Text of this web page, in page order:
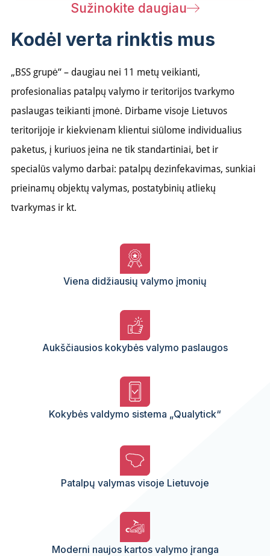
Sužinokite daugiau
Kodėl verta rinktis mus
„BSS grupė“ – daugiau nei 11 metų veikianti,
profesionalias patalpų valymo ir teritorijos tvarkymo
paslaugas teikianti įmonė. Dirbame visoje Lietuvos
teritorijoje ir kiekvienam klientui siūlome individualius
paketus, į kuriuos įeina ne tik standartiniai, bet ir
specialūs valymo darbai: patalpų dezinfekavimas, sunkiai
prieinamų objektų valymas, postatybinių atliekų
tvarkymas ir kt.
Viena didžiausių valymo įmonių
Aukščiausios kokybės valymo paslaugos
Kokybės valdymo sistema „Qualytick“
Patalpų valymas visoje Lietuvoje
Moderni naujos kartos valymo įranga